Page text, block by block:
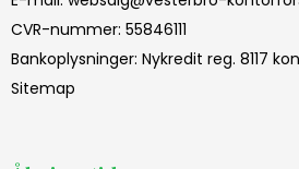
CVR-nummer: 55846111
Bankoplysninger: Nykredit reg. 8117
Sitemap